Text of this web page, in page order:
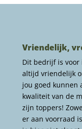
Vriendelijk,
Dit bedrijf is voor
altijd vriendelijk
jou goed kunnen
kwaliteit van de
zijn toppers!
er aan voorraad